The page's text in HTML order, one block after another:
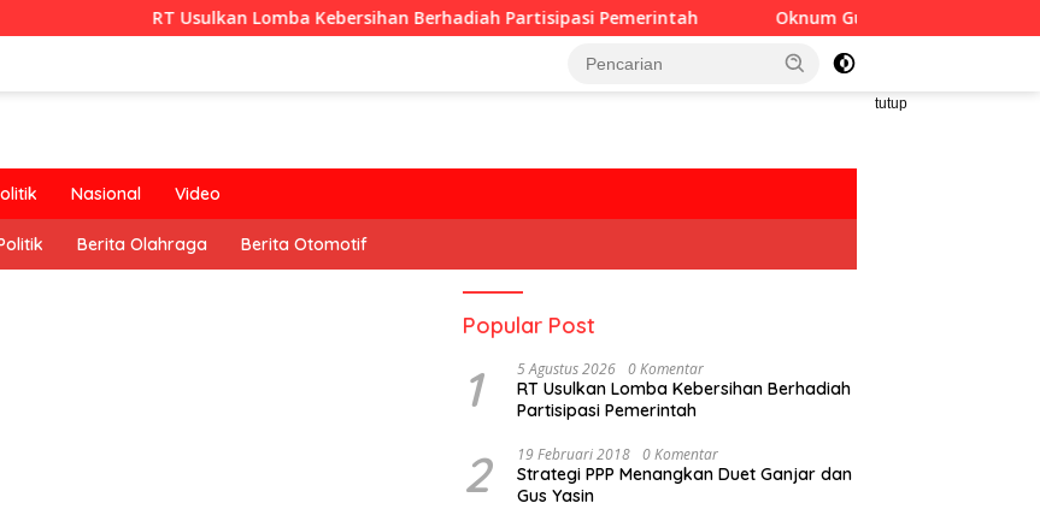
RT Usulkan Lomba Kebersihan Berhadiah Partisipasi Pemerintah Oknum Guru Diduga Langgar Disiplin Jam
tutup
Nasional Video
Berita Olahraga Berita Otomotif
Popular Post
1 5 Agustus 2026 0 Komentar
RT Usulkan Lomba Kebersihan Berhadiah
Partisipasi Pemerintah
2 19 Februari 2018 0 Komentar
Strategi PPP Menangkan Duet Ganjar dan
Gus Yasin